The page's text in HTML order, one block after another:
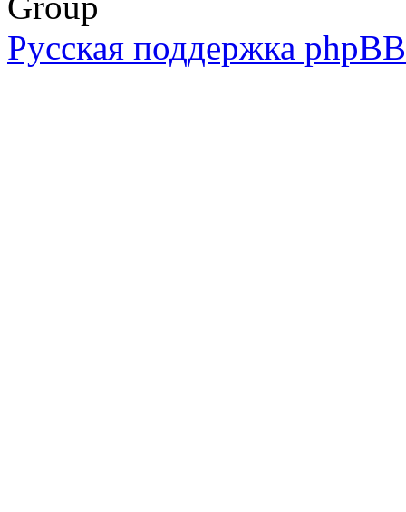
Русская поддержка phpBB